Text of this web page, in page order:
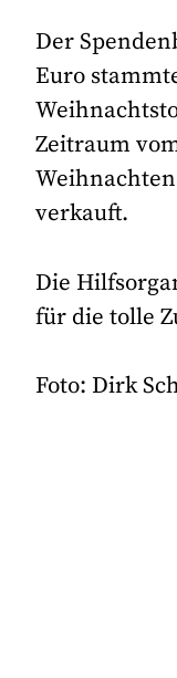
Der
Euro
Zeitraum
Weihnachten
verkauft.
Die
für die tolle
Foto: Dirk